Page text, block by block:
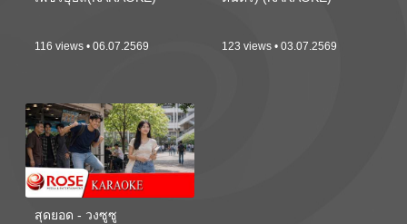
116 views • 06.07.2569 123 views • 03.07.2569
สุดยอด - วงซูซู